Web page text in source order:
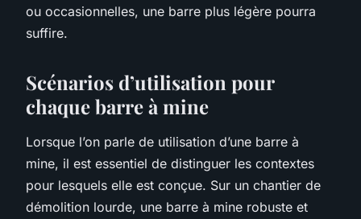
ou occasionnelles, une barre plus légère pourra
suffire.
Scénarios d’utilisation pour
chaque barre à mine
Lorsque l’on parle de utilisation d’une barre à
mine, il est essentiel de distinguer les contextes
pour lesquels elle est conçue. Sur un chantier de
démolition lourde, une barre à mine robuste et